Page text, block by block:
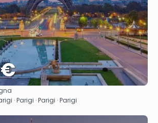
Vedere
· Parigi · Parigi · Parigi